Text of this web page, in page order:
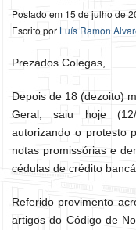
Postado em 15 de julho de
Escrito por Luís Ramon
Prezados Colegas,
Depois de 18 (dezoito)
Geral, saiu hoje (12/
autorizando o protesto
notas promissórias e
cédulas de crédito
Referido provimento
artigos do Código de